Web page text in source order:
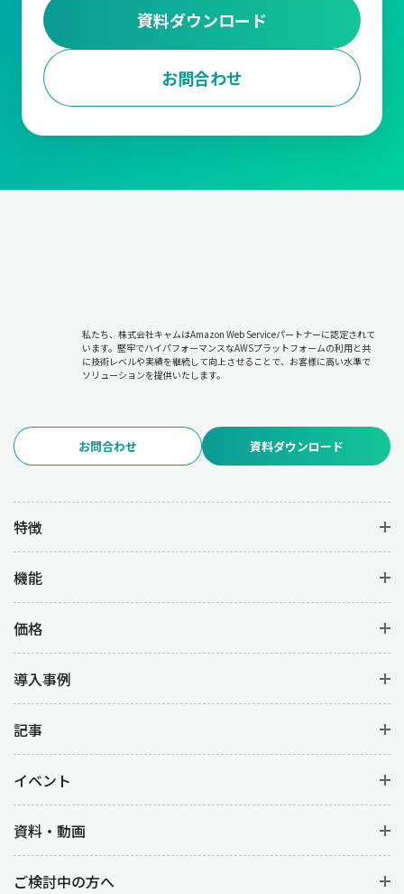
資料ダウンロード
お問合わせ
私たち、株式会社キャムはAmazon Web Serviceパートナーに認定されて
います。堅牢でハイパフォーマンスなAWSプラットフォームの利用と共
に技術レベルや実績を継続して向上させることで、お客様に高い水準で
ソリューションを提供いたします。
お問合わせ 資料ダウンロード
特徴
機能
価格
導入事例
記事
イベント
資料・動画
ご検討中の方へ